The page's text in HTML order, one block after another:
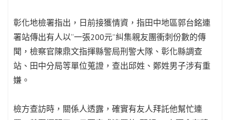
彰化地檢署指出，日前接獲情資，指田中地區郭台銘連
署站傳出有人以“一張200元”糾集親友團衝刺份數的傳
聞，檢察官陳鼎文指揮縣警局刑警大隊、彰化縣調查
站、田中分局等單位蒐證，查出邱姓、鄭姓男子涉有重
嫌。
檢方查訪時，關係人透露，確實有友人拜託他幫忙連